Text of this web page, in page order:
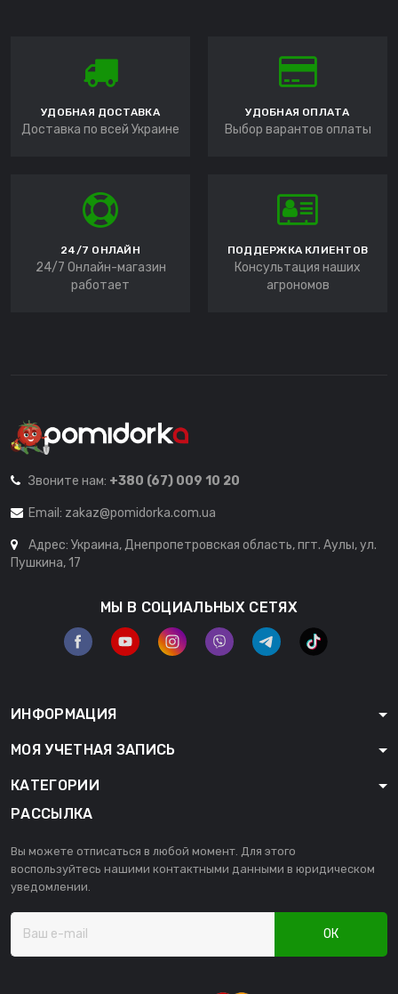
УДОБНАЯ ДОСТАВКА
Доставка по всей Украине
УДОБНАЯ ОПЛАТА
Выбор варантов оплаты
24/7 ОНЛАЙН
24/7 Онлайн-магазин
работает
ПОДДЕРЖКА КЛИЕНТОВ
Консультация наших
агрономов
Звоните нам: +380 (67) 009 10 20
Email: zakaz@pomidorka.com.ua
Адрес: Украина, Днепропетровская область, пгт. Аулы, ул.
Пушкина, 17
МЫ В СОЦИАЛЬНЫХ СЕТЯХ
ИНФОРМАЦИЯ
МОЯ УЧЕТНАЯ ЗАПИСЬ
КАТЕГОРИИ
РАССЫЛКА
Вы можете отписаться в любой момент. Для этого
воспользуйтесь нашими контактными данными в юридическом
уведомлении.
ОК